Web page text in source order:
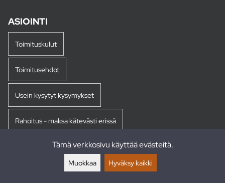
ASIOINTI
Toimituskulut
Toimitusehdot
Usein kysytyt kysymykset
Rahoitus - maksa kätevästi erissä
Tämä verkkosivu käyttää evästeitä.
Muokkaa Hyväksy kaikki